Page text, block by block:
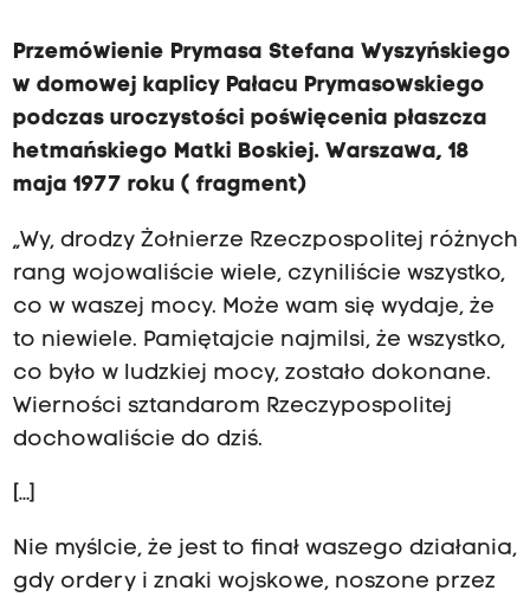
Przemówienie Prymasa Stefana Wyszyńskiego
w domowej kaplicy Pałacu Prymasowskiego
podczas uroczystości poświęcenia płaszcza
hetmańskiego Matki Boskiej. Warszawa, 18
maja 1977 roku ( fragment)
„Wy, drodzy Żołnierze Rzeczpospolitej różnych
rang wojowaliście wiele, czyniliście wszystko,
co w waszej mocy. Może wam się wydaje, że
to niewiele. Pamiętajcie najmilsi, że wszystko,
co było w ludzkiej mocy, zostało dokonane.
Wierności sztandarom Rzeczypospolitej
dochowaliście do dziś.
[…]
Nie myślcie, że jest to finał waszego działania,
gdy ordery i znaki wojskowe, noszone przez